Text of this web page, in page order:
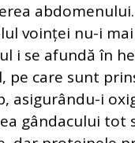
voinței nu-i mai
se afundă în
care sunt
asigurându-i
gândacului tot